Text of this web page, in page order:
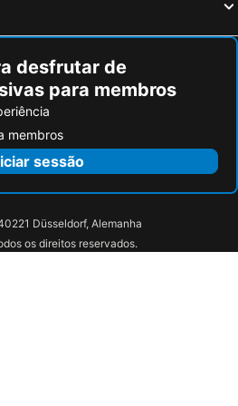
desfrutar de
para membros
membros
sessão
Düsseldorf, Alemanha
os direitos reservados.